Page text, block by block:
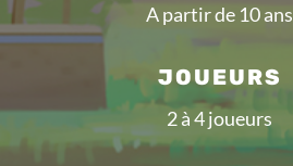
A partir de 10 ans
JOUEURS
2 à 4 joueurs